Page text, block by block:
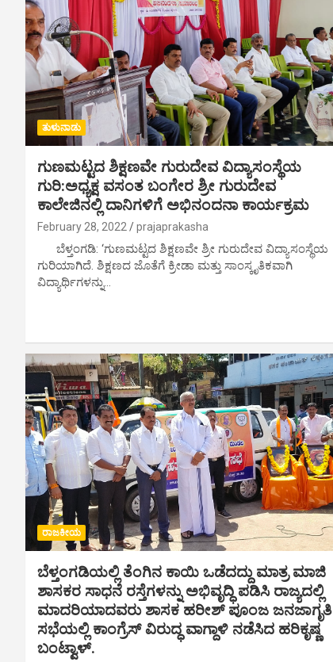
ತುಳುನಾಡು
ಗುಣಮಟ್ಟದ ಶಿಕ್ಷಣವೇ ಗುರುದೇವ ವಿದ್ಯಾಸಂಸ್ಥೆಯ
ಗುರಿ:ಅಧ್ಯಕ್ಷ ವಸಂತ ಬಂಗೇರ ಶ್ರೀ ಗುರುದೇವ
ಕಾಲೇಜಿನಲ್ಲಿ ದಾನಿಗಳಿಗೆ ಅಭಿನಂದನಾ ಕಾರ್ಯಕ್ರಮ
February 28, 2022 prajaprakasha
ಬೆಳ್ತಂಗಡಿ: ‘ಗುಣಮಟ್ಟದ ಶಿಕ್ಷಣವೇ ಶ್ರೀ ಗುರುದೇವ ವಿದ್ಯಾಸಂಸ್ಥೆಯ
ಗುರಿಯಾಗಿದೆ. ಶಿಕ್ಷಣದ ಜೊತೆಗೆ ಕ್ರೀಡಾ ಮತ್ತು ಸಾಂಸ್ಕೃತಿಕವಾಗಿ
ವಿದ್ಯಾರ್ಥಿಗಳನ್ನು…
ರಾಜಕೀಯ
ಬೆಳ್ತಂಗಡಿಯಲ್ಲಿ ತೆಂಗಿನ ಕಾಯಿ ಒಡೆದದ್ದು ಮಾತ್ರ ಮಾಜಿ
ಶಾಸಕರ ಸಾಧನೆ ರಸ್ತೆಗಳನ್ನು ಅಭಿವೃದ್ಧಿ ಪಡಿಸಿ ರಾಜ್ಯದಲ್ಲಿ
ಮಾದರಿಯಾದವರು ಶಾಸಕ ಹರೀಶ್ ಪೂಂಜ ಜನಜಾಗೃತಿ
ಸಭೆಯಲ್ಲಿ ಕಾಂಗ್ರೆಸ್ ವಿರುದ್ಧ ವಾಗ್ದಾಳಿ ನಡೆಸಿದ ಹರಿಕೃಷ್ಣ
ಬಂಟ್ವಾಳ್.